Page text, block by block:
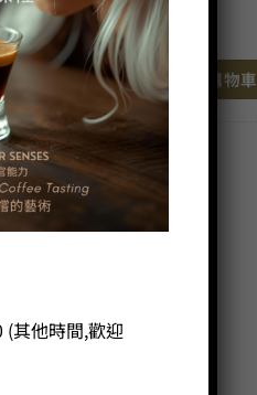
斜口拉花杯 (圓嘴) 650cc 數量
加入購物車
分類： ,拉花杯 650cc
其他時間,歡迎